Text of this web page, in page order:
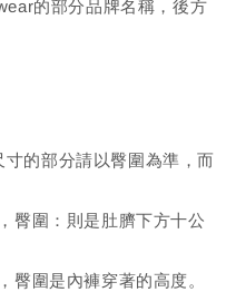
的部分品牌名稱，後方
的部分請以臀圍為準，而
臀圍：則是肚臍下方十公
臀圍是內褲穿著的高度。